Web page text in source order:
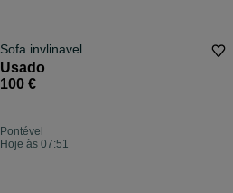
Sofa invlinavel
Usado
100 €
Pontével
Hoje às 07:51